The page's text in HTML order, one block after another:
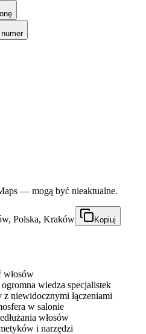
— mogą być nieaktualne.
Polska, Kraków Kopiuj
włosów
wiedza specjalistek
niewidocznymi łączeniami
w salonie
włosów
i narzędzi